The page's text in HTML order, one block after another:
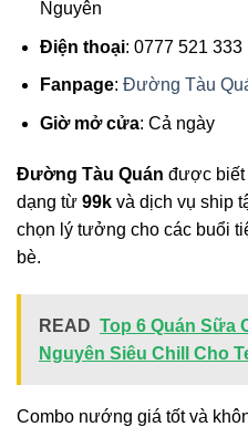
Nguyên
Điện thoại: 0777 521 333
Fanpage: Đường Tàu
Giờ mở cửa: Cả ngày
Đường Tàu Quán được biết
dạng từ 99k và dịch vụ ship
chọn lý tưởng cho các buổi
bè.
READ Top 6 Quán Sữa
Nguyên Siêu Chill Cho
Combo nướng giá tốt và